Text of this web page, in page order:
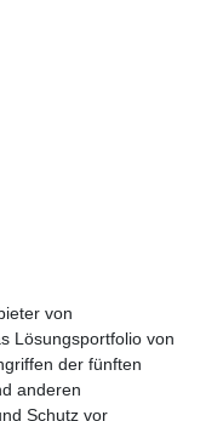
von
Lösungsportfolio von
der fünften
anderen
Schutz vor